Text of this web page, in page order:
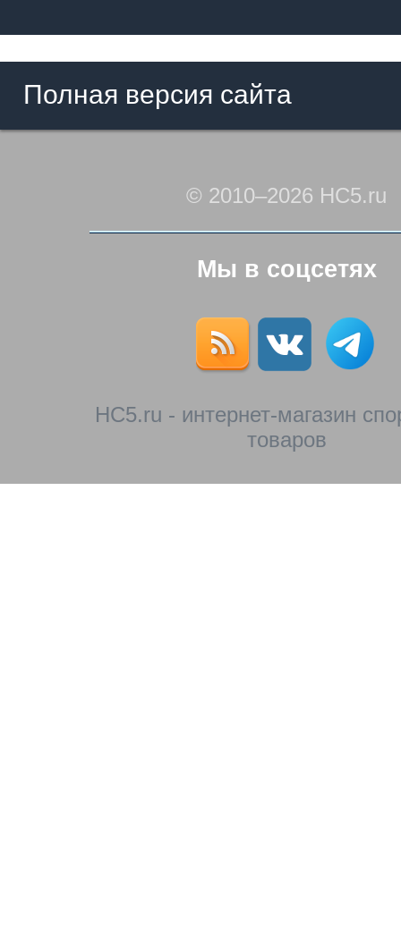
Полная версия сайта
© 2010–2026 HC5.ru
Мы в соцсетях
HC5.ru - интернет-магазин
товаров